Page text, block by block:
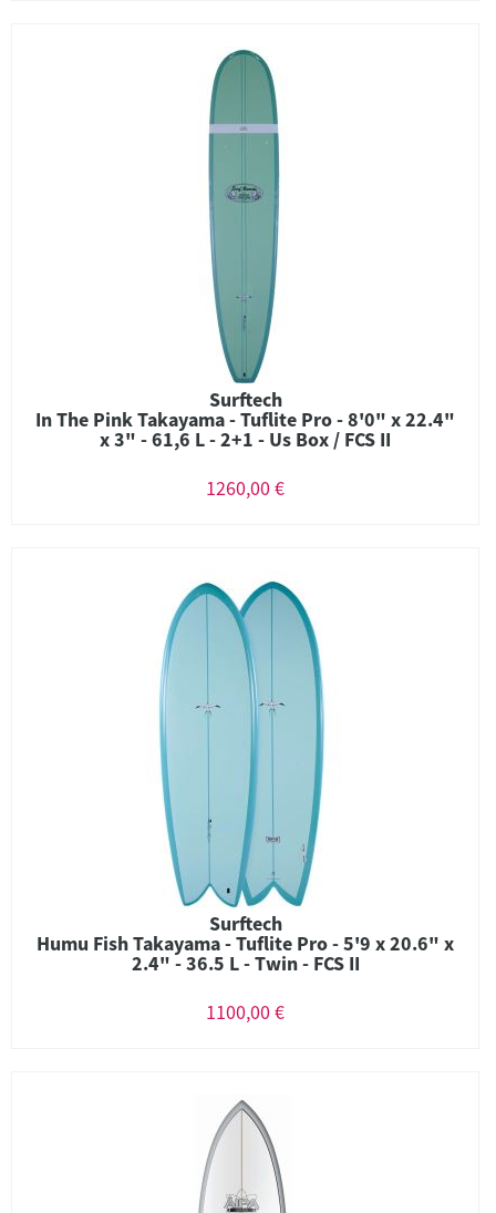
Surftech
In The Pink Takayama - Tuflite Pro - 8'0" x 22.4"
x 3" - 61,6 L - 2+1 - Us Box / FCS II
1260,00 €
Surftech
Humu Fish Takayama - Tuflite Pro - 5'9 x 20.6" x
2.4" - 36.5 L - Twin - FCS II
1100,00 €